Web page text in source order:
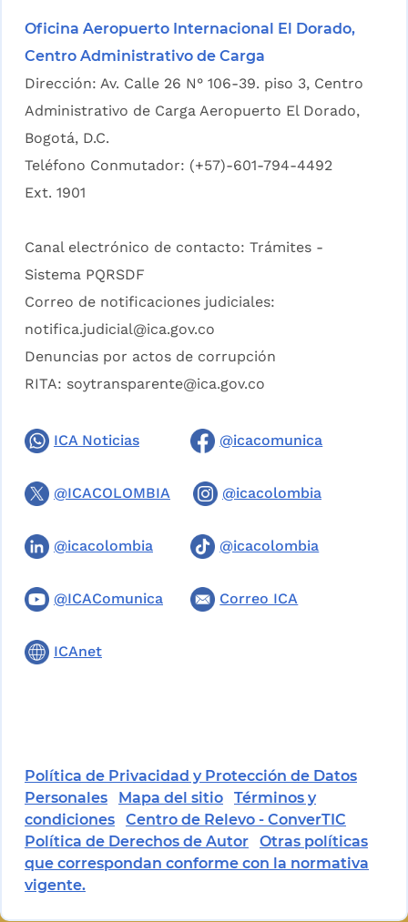
Oficina Aeropuerto Internacional El Dorado,
Centro Administrativo de Carga
Dirección: Av. Calle 26 N° 106-39. piso 3, Centro
Administrativo de Carga Aeropuerto El Dorado,
Bogotá, D.C.
Teléfono Conmutador: (+57)-601-794-4492
Ext. 1901
Canal electrónico de contacto: Trámites -
Sistema PQRSDF
Correo de notificaciones judiciales:
notifica.judicial@ica.gov.co
Denuncias por actos de corrupción
RITA: soytransparente@ica.gov.co
ICA Noticias @icacomunica
@ICACOLOMBIA @icacolombia
@icacolombia @icacolombia
@ICAComunica Correo ICA
ICAnet
Política de Privacidad y Protección de Datos
Personales
Mapa del sitio
Términos y
condiciones
Centro de Relevo - ConverTIC
Política de Derechos de Autor
Otras políticas
que correspondan conforme con la normativa
vigente.